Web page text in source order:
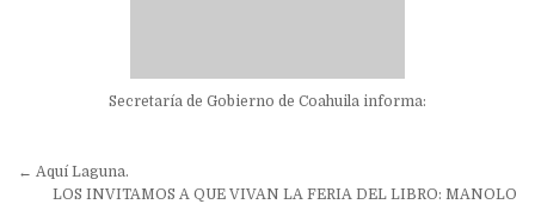
Secretaría de Gobierno de Coahuila informa:
Navegación
← Aquí Laguna.
LOS INVITAMOS A QUE VIVAN LA FERIA DEL LIBRO: MANOLO